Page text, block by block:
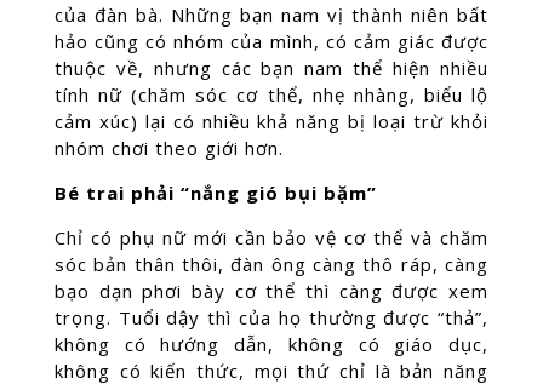
của đàn bà. Những bạn nam vị thành niên bất
hảo cũng có nhóm của mình, có cảm giác được
thuộc về, nhưng các bạn nam thể hiện nhiều
tính nữ (chăm sóc cơ thể, nhẹ nhàng, biểu lộ
cảm xúc) lại có nhiều khả năng bị loại trừ khỏi
nhóm chơi theo giới hơn.
Bé trai phải “nắng gió bụi bặm”
Chỉ có phụ nữ mới cần bảo vệ cơ thể và chăm
sóc bản thân thôi, đàn ông càng thô ráp, càng
bạo dạn phơi bày cơ thể thì càng được xem
trọng. Tuổi dậy thì của họ thường được “thả”,
không có hướng dẫn, không có giáo dục,
không có kiến thức, mọi thứ chỉ là bản năng